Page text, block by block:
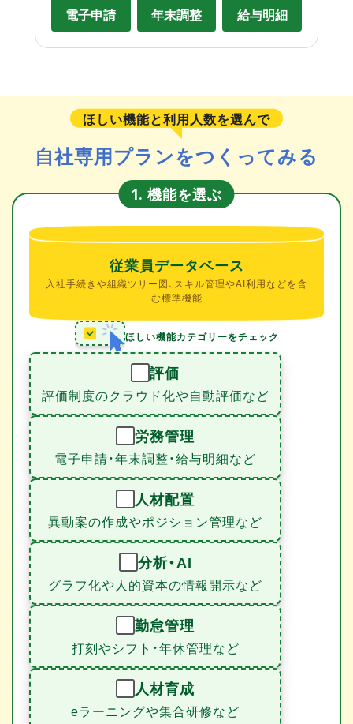
電子申請 年末調整 給与明細
ほしい機能と利用人数を選んで
自社専用プランをつくってみる
1. 機能を選ぶ
従業員データベース
入社手続きや組織ツリー図、スキル管理やAI利用などを含
む標準機能
ほしい機能カテゴリーをチェック
評価
評価制度のクラウド化や自動評価など
労務管理
電子申請・年末調整・給与明細など
人材配置
異動案の作成やポジション管理など
分析・AI
グラフ化や人的資本の情報開示など
勤怠管理
打刻やシフト・年休管理など
人材育成
eラーニングや集合研修など